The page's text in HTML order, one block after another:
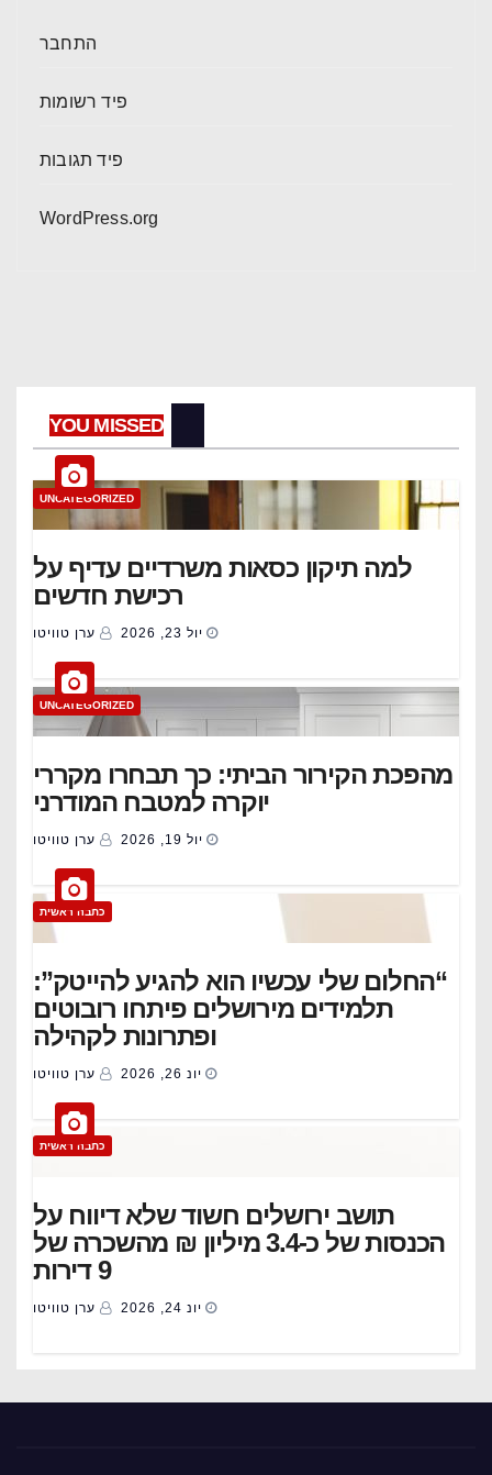
התחבר
פיד רשומות
פיד תגובות
WordPress.org
YOU MISSED
UNCATEGORIZED
למה תיקון כסאות משרדיים עדיף על
רכישת חדשים
יול 23, 2026 ערן טוויטו
UNCATEGORIZED
מהפכת הקירור הביתי: כך תבחרו מקררי
יוקרה למטבח המודרני
יול 19, 2026 ערן טוויטו
כתבה ראשית
“החלום שלי עכשיו הוא להגיע להייטק”:
תלמידים מירושלים פיתחו רובוטים
ופתרונות לקהילה
יונ 26, 2026 ערן טוויטו
כתבה ראשית
תושב ירושלים חשוד שלא דיווח על
הכנסות של כ-3.4 מיליון ₪ מהשכרה של
9 דירות
יונ 24, 2026 ערן טוויטו